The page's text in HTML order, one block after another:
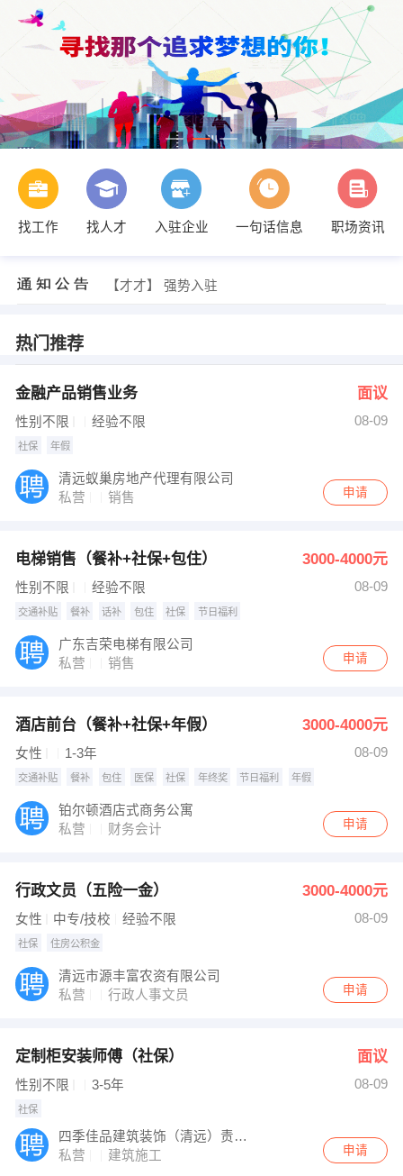
找工作 找人才 入驻企业 一句话信息 职场资讯
发布 [定制柜安装师傅（社保） ] 招聘信息
【才才】 强势入驻
发布 [行政文员（五险一金） ] 招聘信息
【清远市诚之旅旅行社有限公司】 强势入驻
热门推荐
金融产品销售业务 面议
性别不限 经验不限 08-09
社保 年假
清远蚁巢房地产代理有限公司
私营
销售 申请
电梯销售（餐补+社保+包住） 3000-4000元
性别不限 经验不限 08-09
交通补贴 餐补 话补 包住 社保 节日福利
广东吉荣电梯有限公司
私营
销售 申请
酒店前台（餐补+社保+年假） 3000-4000元
女性 1-3年 08-09
交通补贴 餐补 包住 医保 社保 年终奖 节日福利 年假
铂尔顿酒店式商务公寓
私营
财务会计 申请
行政文员（五险一金） 3000-4000元
女性 中专/技校 经验不限 08-09
社保 住房公积金
清远市源丰富农资有限公司
私营
行政人事文员 申请
定制柜安装师傅（社保） 面议
性别不限 3-5年 08-09
社保
四季佳品建筑装饰（清远）责任有限公司
私营
建筑施工 申请